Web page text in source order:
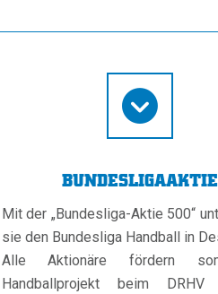
BUNDESLIGAAKTIE
Mit der „Bundesliga-Aktie 500“
sie den Bundesliga Handball in
Alle Aktionäre fördern
Handballprojekt beim